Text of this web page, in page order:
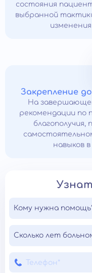
состояния
выбранной
Закрепление
На
рекомендации по
благополучия,
навыков
Кому нужна
Сколько лет